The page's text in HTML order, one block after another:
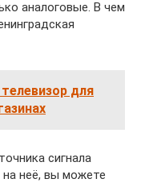
аналоговые. В чем
для
сигнала
на неё, вы можете